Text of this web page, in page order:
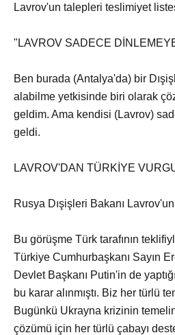
Lavrov'un talepleri teslimiyet
"LAVROV SADECE
Ben burada (Antalya'da) bir
alabilme yetkisinde biri olarak
geldim. Ama kendisi (Lavrov)
geldi.
LAVROV'DAN TÜRKİYE
Rusya Dışişleri Bakanı
Bu görüşme Türk tarafının
Türkiye Cumhurbaşkanı Sayın
Devlet Başkanı Putin'in de
bu karar alınmıştı. Biz her türlü
Bugünkü Ukrayna krizinin
çözümü için her türlü çabayı